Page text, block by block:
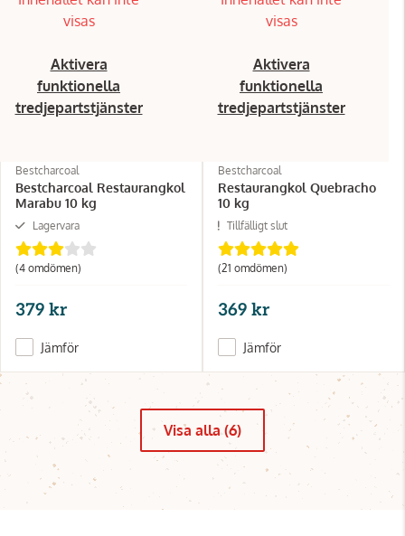
visas
Aktivera
funktionella
tredjepartstjänster
Bestcharcoal
Bestcharcoal Restaurangkol
Marabu 10 kg
Lagervara
(4 omdömen)
379 kr
Jämför
visas
Aktivera
funktionella
tredjepartstjänster
Bestcharcoal
Restaurangkol Quebracho
10 kg
Tillfälligt slut
(21 omdömen)
369 kr
Jämför
Visa alla (6)